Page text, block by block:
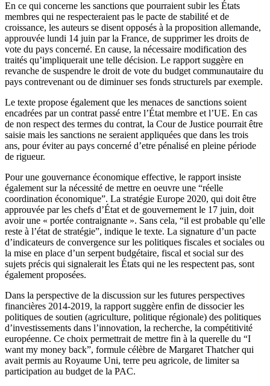
En ce qui concerne les sanctions que pourraient subir les États
membres qui ne respecteraient pas le pacte de stabilité et de
croissance, les auteurs se disent opposés à la proposition allemande,
approuvée lundi 14 juin par la France, de supprimer les droits de
vote du pays concerné. En cause, la nécessaire modification des
traités qu’impliquerait une telle décision. Le rapport suggère en
revanche de suspendre le droit de vote du budget communautaire du
pays contrevenant ou de diminuer ses fonds structurels par exemple.
Le texte propose également que les menaces de sanctions soient
encadrées par un contrat passé entre l’État membre et l’UE. En cas
de non respect des termes du contrat, la Cour de Justice pourrait être
saisie mais les sanctions ne seraient appliquées que dans les trois
ans, pour éviter au pays concerné d’etre pénalisé en pleine période
de rigueur.
Pour une gouvernance économique effective, le rapport insiste
également sur la nécessité de mettre en oeuvre une “réelle
coordination économique”. La stratégie Europe 2020, qui doit être
approuvée par les chefs d’État et de gouvernement le 17 juin, doit
avoir une « portée contraignante ». Sans cela, “il est probable qu’elle
reste à l’état de stratégie”, indique le texte. La signature d’un pacte
d’indicateurs de convergence sur les politiques fiscales et sociales ou
la mise en place d’un serpent budgétaire, fiscal et social sur des
sujets précis qui signalerait les États qui ne les respectent pas, sont
également proposées.
Dans la perspective de la discussion sur les futures perspectives
financières 2014-2019, la rapport suggère enfin de dissocier les
politiques de soutien (agriculture, politique régionale) des politiques
d’investissements dans l’innovation, la recherche, la compétitivité
européenne. Ce choix permettrait de mettre fin à la querelle du “I
want my money back”, formule célèbre de Margaret Thatcher qui
avait permis au Royaume Uni, terre peu agricole, de limiter sa
participation au budget de la PAC.